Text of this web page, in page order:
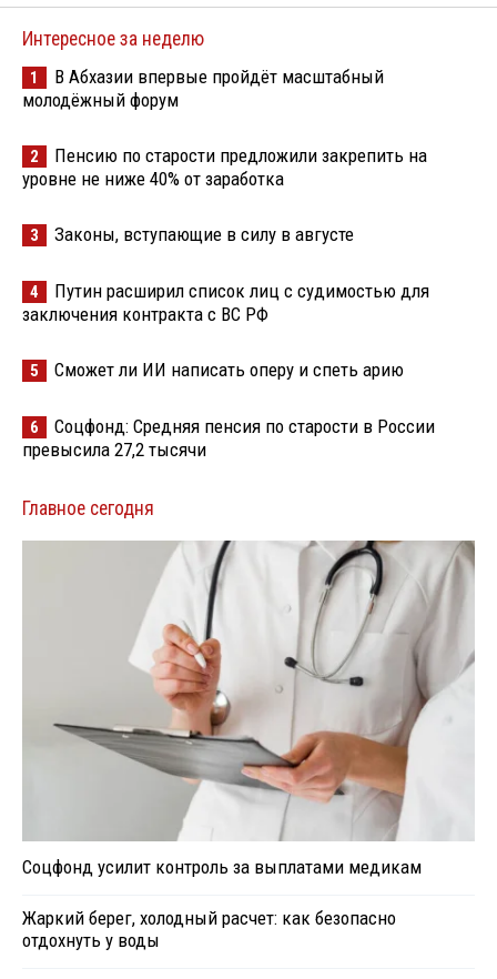
Интересное за неделю
1
В Абхазии впервые пройдёт масштабный
молодёжный форум
2
Пенсию по старости предложили закрепить на
уровне не ниже 40% от заработка
3 Законы, вступающие в силу в августе
4
Путин расширил список лиц с судимостью для
заключения контракта с ВС РФ
5 Сможет ли ИИ написать оперу и спеть арию
6
Соцфонд: Средняя пенсия по старости в России
превысила 27,2 тысячи
Главное сегодня
Соцфонд усилит контроль за выплатами медикам
Жаркий берег, холодный расчет: как безопасно
отдохнуть у воды